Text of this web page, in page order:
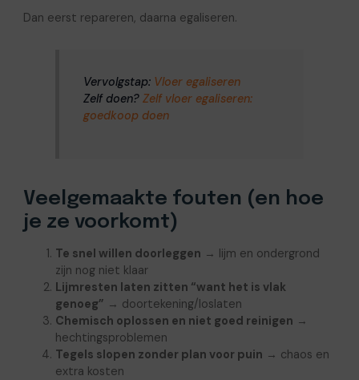
Dan eerst repareren, daarna egaliseren.
Vervolgstap: Vloer egaliseren
Zelf doen? Zelf vloer egaliseren:
goedkoop doen
Veelgemaakte fouten (en hoe
je ze voorkomt)
Te snel willen doorleggen → lijm en ondergrond
zijn nog niet klaar
Lijmresten laten zitten “want het is vlak
genoeg” → doortekening/loslaten
Chemisch oplossen en niet goed reinigen →
hechtingsproblemen
Tegels slopen zonder plan voor puin → chaos en
extra kosten